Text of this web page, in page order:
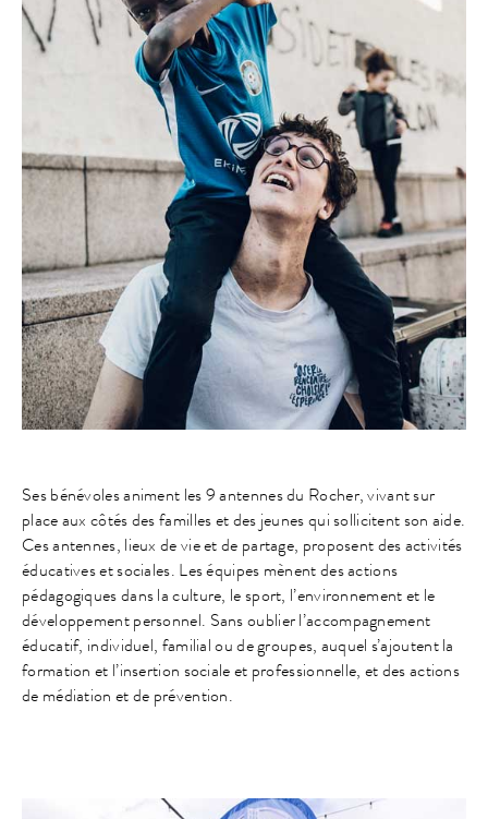
Ses bénévoles animent les 9 antennes du Rocher, vivant sur
place aux côtés des familles et des jeunes qui sollicitent son aide.
Ces antennes, lieux de vie et de partage, proposent des activités
éducatives et sociales. Les équipes mènent des actions
pédagogiques dans la culture, le sport, l’environnement et le
développement personnel. Sans oublier l’accompagnement
éducatif, individuel, familial ou de groupes, auquel s’ajoutent la
formation et l’insertion sociale et professionnelle, et des actions
de médiation et de prévention.